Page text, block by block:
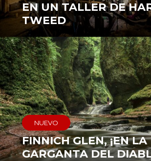
EN UN TALLER DE
TWEED
NUEVO
FINNICH GLEN, ¡EN LA
GARGANTA DEL